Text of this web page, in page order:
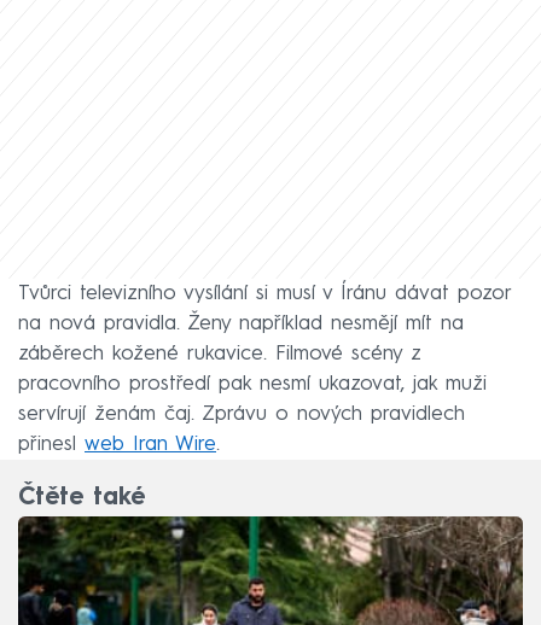
Tvůrci televizního vysílání si musí v Íránu dávat pozor
na nová pravidla. Ženy například nesmějí mít na
záběrech kožené rukavice. Filmové scény z
pracovního prostředí pak nesmí ukazovat, jak muži
servírují ženám čaj. Zprávu o nových pravidlech
přinesl web Iran Wire.
Čtěte také